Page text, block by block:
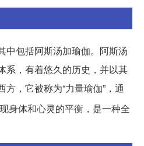
中包括阿斯汤加瑜伽。阿斯汤
系，有着悠久的历史，并以其
，它被称为“力量瑜伽”，通
身体和心灵的平衡，是一种全